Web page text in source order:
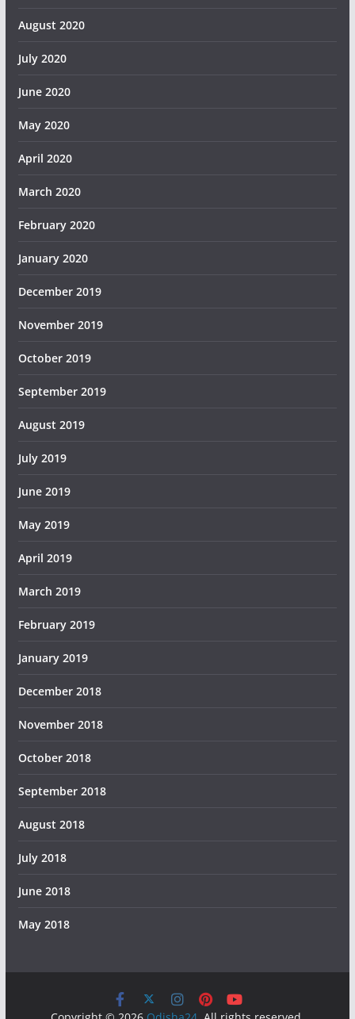
August 2020
July 2020
June 2020
May 2020
April 2020
March 2020
February 2020
January 2020
December 2019
November 2019
October 2019
September 2019
August 2019
July 2019
June 2019
May 2019
April 2019
March 2019
February 2019
January 2019
December 2018
November 2018
October 2018
September 2018
August 2018
July 2018
June 2018
May 2018